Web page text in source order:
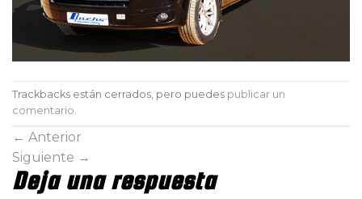
Trackbacks están cerrados, pero puedes publicar un
comentario
← Anterior
Siguiente →
Deja una respuesta